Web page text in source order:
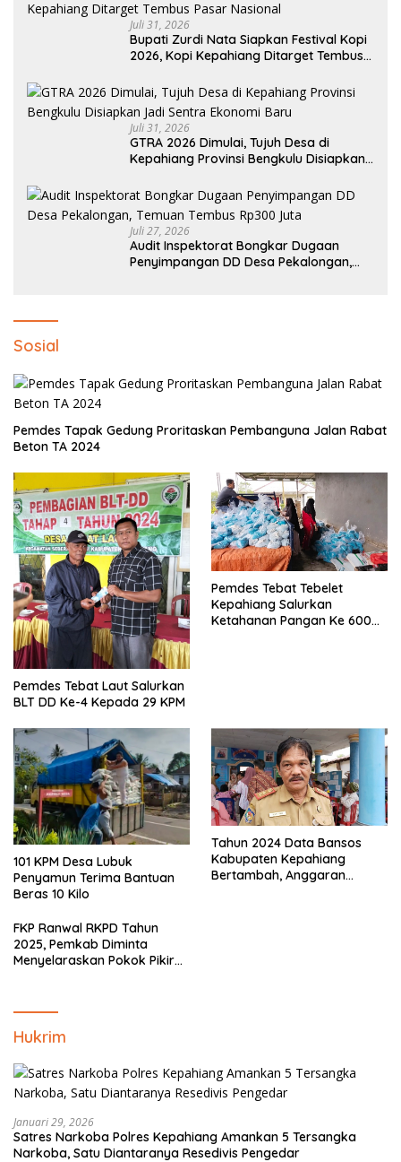
Juli 31, 2026
Bupati Zurdi Nata Siapkan Festival Kopi
2026, Kopi Kepahiang Ditarget Tembus
Juli 31, 2026
GTRA 2026 Dimulai, Tujuh Desa di
Kepahiang Provinsi Bengkulu Disiapkan
Juli 27, 2026
Audit Inspektorat Bongkar Dugaan
Penyimpangan DD Desa Pekalongan,
Sosial
Pemdes Tapak Gedung Proritaskan Pembanguna Jalan Rabat
Beton TA 2024
Pemdes Tebat Laut Salurkan
BLT DD Ke-4 Kepada 29 KPM
Pemdes Tebat Tebelet
Kepahiang Salurkan
Ketahanan Pangan Ke 600
101 KPM Desa Lubuk
Penyamun Terima Bantuan
Beras 10 Kilo
Tahun 2024 Data Bansos
Kabupaten Kepahiang
Bertambah, Anggaran
FKP Ranwal RKPD Tahun
2025, Pemkab Diminta
Menyelaraskan Pokok Pikiran
Hukrim
Januari 29, 2026
Satres Narkoba Polres Kepahiang Amankan 5 Tersangka
Narkoba, Satu Diantaranya Resedivis Pengedar